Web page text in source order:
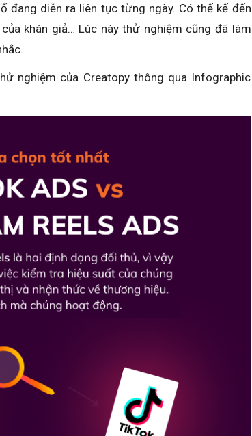
đang diễn ra liên tục từng ngày. Có thể kể đến
khán giả… Lúc này thử nghiệm cũng đã làm
nghiệm của Creatopy thông qua Infographic